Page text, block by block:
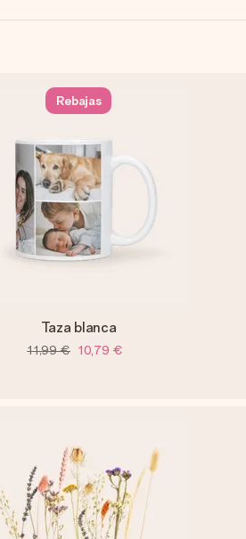
Rebajas
Taza blanca
11,99 € 10,79 €